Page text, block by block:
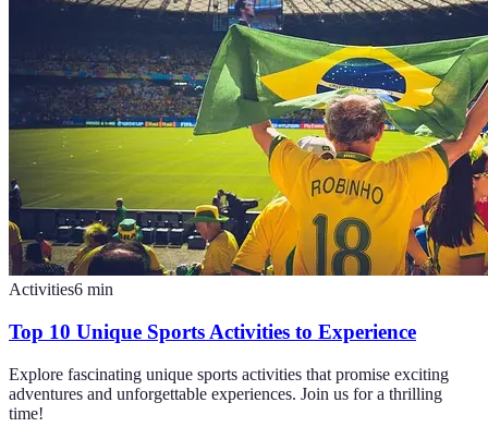
Activities6 min
Top 10 Unique Sports Activities to Experience
Explore fascinating unique sports activities that promise exciting
adventures and unforgettable experiences. Join us for a thrilling
time!